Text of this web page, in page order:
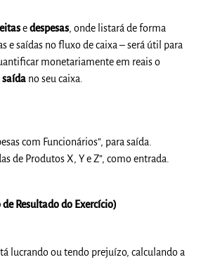
edespesas, onde listará de forma
e saídas no fluxo de caixa – será útil para
monetariamente em reais o
saída no seu caixa.
com Funcionários”, para saída.
de Produtos X, Y e Z”, como entrada.
Resultado do Exercício)
lucrando ou tendo prejuízo, calculando a